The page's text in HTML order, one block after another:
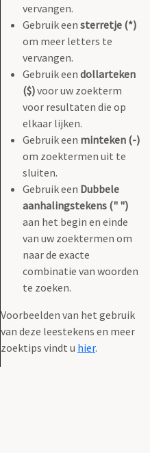
vervangen.
Gebruik een sterretje (*)
om meer letters te
vervangen.
Gebruik een dollarteken
($)voor uw zoekterm
voor resultaten die op
elkaar lijken.
Gebruik een minteken (-)
om zoektermen uit te
sluiten.
Gebruik een Dubbele
aanhalingstekens (" ")
aan het begin en einde
van uw zoektermen om
naar de exacte
combinatie van woorden
te zoeken.
Voorbeelden van het gebruik
van deze leestekens en meer
zoektips vindt u hier.